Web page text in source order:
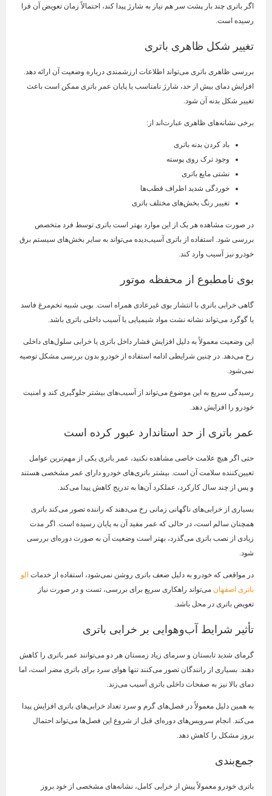
اگر باتری چند بار پشت سر هم نیاز به شارژ پیدا کند، احتمالاً زمان تعویض آن فرا
رسیده است.
تغییر شکل ظاهری باتری
بررسی ظاهری باتری می‌تواند اطلاعات ارزشمندی درباره وضعیت آن ارائه دهد.
افزایش دمای بیش از حد، شارژ نامناسب یا پایان عمر باتری ممکن است باعث
تغییر شکل بدنه آن شود.
برخی نشانه‌های ظاهری عبارت‌اند از:
باد کردن بدنه باتری
وجود ترک روی پوسته
نشتی مایع باتری
خوردگی شدید اطراف قطب‌ها
تغییر رنگ بخش‌های مختلف باتری
در صورت مشاهده هر یک از این موارد بهتر است باتری توسط فرد متخصص
بررسی شود. استفاده از باتری آسیب‌دیده می‌تواند به سایر بخش‌های سیستم برق
خودرو نیز آسیب وارد کند.
بوی نامطبوع از محفظه موتور
گاهی خرابی باتری با انتشار بوی غیرعادی همراه است. بویی شبیه تخم‌مرغ فاسد
یا گوگرد می‌تواند نشانه نشت مواد شیمیایی یا آسیب داخلی باتری باشد.
این وضعیت معمولاً به دلیل افزایش فشار داخل باتری یا خرابی سلول‌های داخلی
رخ می‌دهد. در چنین شرایطی ادامه استفاده از خودرو بدون بررسی مشکل توصیه
نمی‌شود.
رسیدگی سریع به این موضوع می‌تواند از آسیب‌های بیشتر جلوگیری کند و امنیت
خودرو را افزایش دهد.
عمر باتری از حد استاندارد عبور کرده است
حتی اگر هیچ علامت خاصی مشاهده نکنید، عمر باتری یکی از مهم‌ترین عوامل
تعیین‌کننده سلامت آن است. بیشتر باتری‌های خودرو دارای عمر مشخصی هستند
و پس از چند سال کارکرد، عملکرد آن‌ها به تدریج کاهش پیدا می‌کند.
بسیاری از خرابی‌های ناگهانی زمانی رخ می‌دهند که راننده تصور می‌کند باتری
همچنان سالم است، در حالی که عمر مفید آن به پایان رسیده است. اگر مدت
زیادی از نصب باتری می‌گذرد، بهتر است وضعیت آن به صورت دوره‌ای بررسی
شود.
در مواقعی که خودرو به دلیل ضعف باتری روشن نمی‌شود، استفاده از خدمات الو
باتری اصفهان می‌تواند راهکاری سریع برای بررسی، تست و در صورت نیاز
تعویض باتری در محل باشد.
تأثیر شرایط آب‌وهوایی بر خرابی باتری
گرمای شدید تابستان و سرمای زیاد زمستان هر دو می‌توانند عمر باتری را کاهش
دهند. بسیاری از رانندگان تصور می‌کنند تنها هوای سرد برای باتری مضر است، اما
دمای بالا نیز به صفحات داخلی باتری آسیب می‌زند.
به همین دلیل معمولاً در فصل‌های گرم و سرد تعداد خرابی‌های باتری افزایش پیدا
می‌کند. انجام سرویس‌های دوره‌ای قبل از شروع این فصل‌ها می‌تواند احتمال
بروز مشکل را کاهش دهد.
جمع‌بندی
باتری خودرو معمولاً پیش از خرابی کامل، نشانه‌های مشخصی از خود بروز